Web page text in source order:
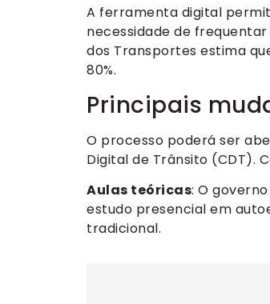
A ferramenta digital
necessidade de
dos Transportes estima
80%.
Principais
O processo poderá ser
Digital de Trânsito (CDT).
Aulas teóricas: O
estudo presencial em
tradicional.